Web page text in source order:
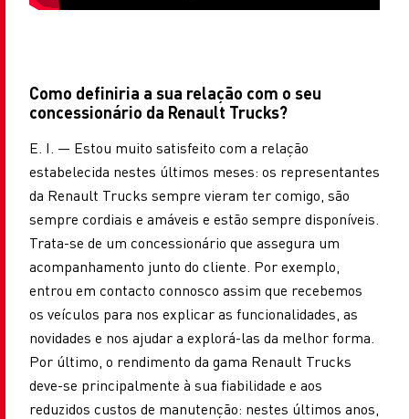
Como definiria a sua relação com o seu
concessionário da Renault Trucks?
E. I. — Estou muito satisfeito com a relação
estabelecida nestes últimos meses: os representantes
da Renault Trucks sempre vieram ter comigo, são
sempre cordiais e amáveis e estão sempre disponíveis.
Trata-se de um concessionário que assegura um
acompanhamento junto do cliente. Por exemplo,
entrou em contacto connosco assim que recebemos
os veículos para nos explicar as funcionalidades, as
novidades e nos ajudar a explorá-las da melhor forma.
Por último, o rendimento da gama Renault Trucks
deve-se principalmente à sua fiabilidade e aos
reduzidos custos de manutenção: nestes últimos anos,